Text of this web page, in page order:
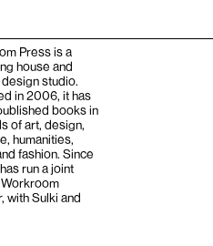
Press is a
house and
studio.
in 2006, it has
books in
of art, design,
humanities,
fashion. Since
run a joint
Workroom
with Sulki and